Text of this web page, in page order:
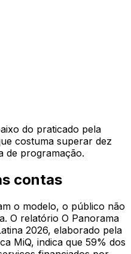
do praticado pela
costuma superar dez
de programação.
contas
o modelo, o público não
O relatório O Panorama
2026, elaborado pela
MiQ, indica que 59% dos